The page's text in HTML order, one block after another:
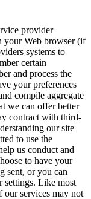
provider
your Web browser (if
systems to
certain
and process the
your preferences
compile aggregate
we can offer better
contract with third-
our site
to use the
us conduct and
to have your
sent, or you can
settings. Like most
services may not